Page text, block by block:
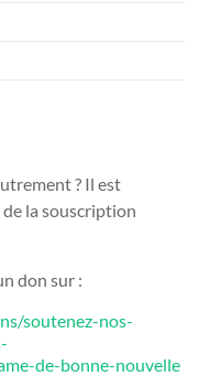
? Il est
de la souscription
don sur :
soutenez-nos-
de-bonne-nouvelle